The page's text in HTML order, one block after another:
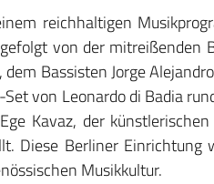
reichhaltigen
von der mitreißenden
Bassisten Jorge
Set von Leonardo di Badia
Kavaz, der
Diese Berliner
Musikkultur.